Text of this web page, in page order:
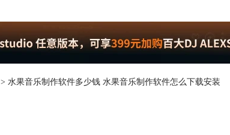
> 水果音乐制作软件多少钱 水果音乐制作软件怎么下载安装